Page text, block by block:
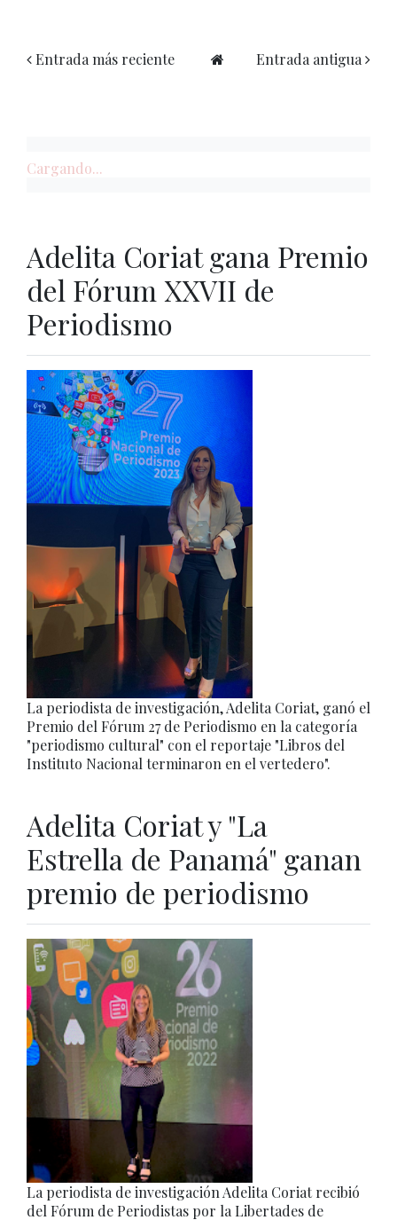
Entrada más reciente Entrada antigua
Cargando...
Adelita Coriat gana Premio
del Fórum XXVII de
Periodismo
La periodista de investigación, Adelita Coriat, ganó el
Premio del Fórum 27 de Periodismo en la categoría
"periodismo cultural" con el reportaje "Libros del
Instituto Nacional terminaron en el vertedero".
Adelita Coriat y "La
Estrella de Panamá" ganan
premio de periodismo
La periodista de investigación Adelita Coriat recibió
del Fórum de Periodistas por la Libertades de